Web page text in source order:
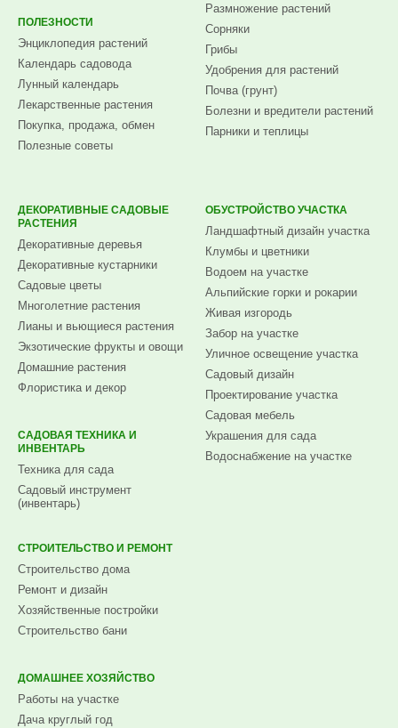
ПОЛЕЗНОСТИ
Энциклопедия растений
Календарь садовода
Лунный календарь
Лекарственные растения
Покупка, продажа, обмен
Полезные советы
Размножение растений
Сорняки
Грибы
Удобрения для растений
Почва (грунт)
Болезни и вредители растений
Парники и теплицы
ДЕКОРАТИВНЫЕ САДОВЫЕ
РАСТЕНИЯ
Декоративные деревья
Декоративные кустарники
Садовые цветы
Многолетние растения
Лианы и вьющиеся растения
Экзотические фрукты и овощи
Домашние растения
Флористика и декор
САДОВАЯ ТЕХНИКА И
ИНВЕНТАРЬ
Техника для сада
Садовый инструмент
(инвентарь)
ОБУСТРОЙСТВО УЧАСТКА
Ландшафтный дизайн участка
Клумбы и цветники
Водоем на участке
Альпийские горки и рокарии
Живая изгородь
Забор на участке
Уличное освещение участка
Садовый дизайн
Проектирование участка
Садовая мебель
Украшения для сада
Водоснабжение на участке
СТРОИТЕЛЬСТВО И РЕМОНТ
Строительство дома
Ремонт и дизайн
Хозяйственные постройки
Строительство бани
ДОМАШНЕЕ ХОЗЯЙСТВО
Работы на участке
Дача круглый год